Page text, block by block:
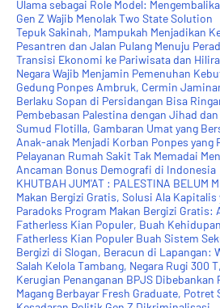
Ulama sebagai Role Model:
Gen Z Wajib Menolak Two State Solution
Tepuk Sakinah, Mampukah Menjadikan
Pesantren dan Jalan Pulang Menuju
Transisi Ekonomi ke Pariwisata dan
Negara Wajib Menjamin Pemenuhan
Gedung Ponpes Ambruk, Cermin
Berlaku Sopan di Persidangan Bisa
Pembebasan Palestina dengan Jihad
Sumud Flotilla, Gambaran Umat yang
Anak-anak Menjadi Korban Ponpes yang
Pelayanan Rumah Sakit Tak Memadai
Ancaman Bonus Demografi di Indonesia
KHUTBAH JUM'AT : PALESTINA BELUM
Makan Bergizi Gratis, Solusi Ala Kapitalis
Paradoks Program Makan Bergizi Gratis:
Fatherless Kian Populer, Buah
Fatherless Kian Populer Buah Sistem
Bergizi di Slogan, Beracun di Lapangan:
Salah Kelola Tambang, Negara Rugi 300
Kerugian Penanganan BPJS Dibebankan
Magang Berbayar Fresh Graduate, Potret